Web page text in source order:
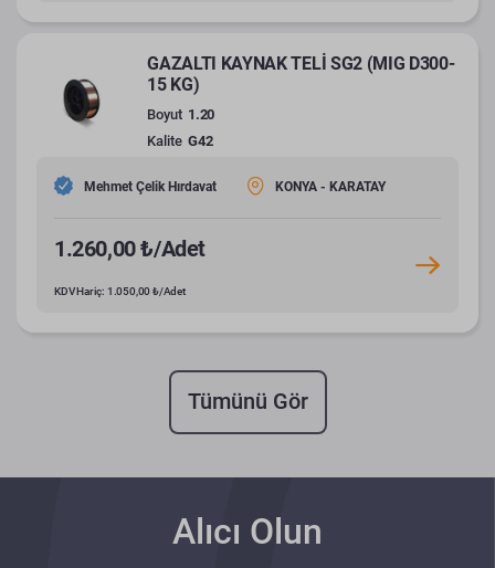
GAZALTI KAYNAK TELİ SG2 (MIG D300-
15 KG)
Boyut 1.20
Kalite G42
Mehmet Çelik Hırdavat KONYA - KARATAY
1.260,00 ₺/Adet
KDV Hariç: 1.050,00 ₺/Adet
Tümünü Gör
Alıcı Olun